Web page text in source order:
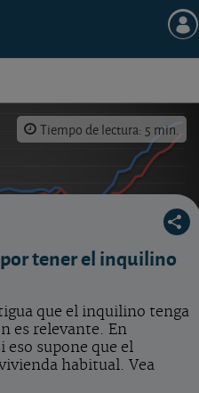
Tiempo de lectura: 5 min.
m2 al mes, según el portal Idealista.
tener el inquilino
que el inquilino tenga
es relevante. En
eso supone que el
habitual. Vea